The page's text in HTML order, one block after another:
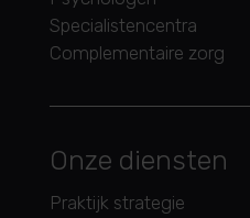
Specialistencentra
Complementaire zorg
Onze diensten
Praktijk strategie